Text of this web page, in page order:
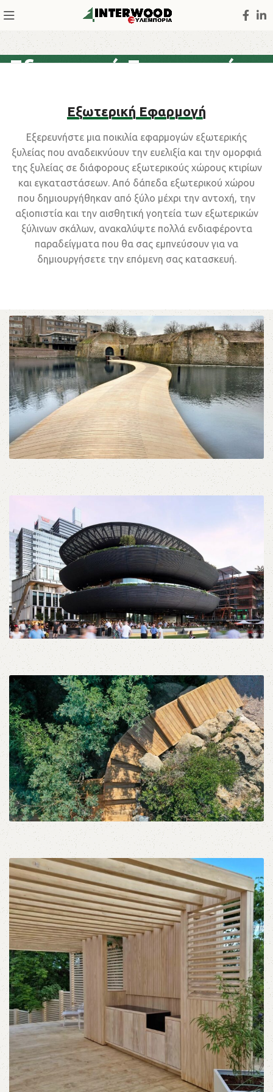
Εξωτερική Εφαρμογή
Εξωτερική Εφαρμογή
Εξερευνήστε μια ποικιλία εφαρμογών εξωτερικής
ξυλείας που αναδεικνύουν την ευελιξία και την ομορφιά
της ξυλείας σε διάφορους εξωτερικούς χώρους κτιρίων
και εγκαταστάσεων. Από δάπεδα εξωτερικού χώρου
που δημιουργήθηκαν από ξύλο μέχρι την αντοχή, την
αξιοπιστία και την αισθητική γοητεία των εξωτερικών
ξύλινων σκάλων, ανακαλύψτε πολλά ενδιαφέροντα
παραδείγματα που θα σας εμπνεύσουν για να
δημιουργήσετε την επόμενη σας κατασκευή.
Δάπεδο Εξωτερικού
χώρου Decking
Αρχιτεκτονική
Εξωτερικού Χώρου
Ξυλεία Κήπου
Εξωτερικές Σκάλες
Κάγκελα Κουπαστές